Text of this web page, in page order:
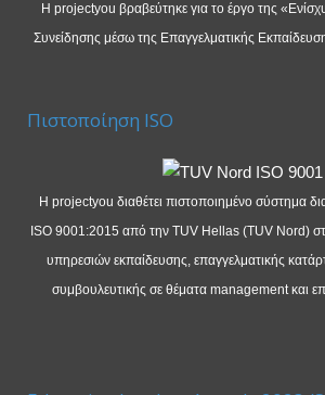
Η projectyou βραβεύτηκε για το έργο της
Συνείδησης μέσω της Επαγγελματικής
Πιστοποίηση ISO
Η projectyou διαθέτει πιστοποιημένο σύστημα
ISO 9001:2015 από την TUV Hellas (TUV Nord)
υπηρεσιών εκπαίδευσης, επαγγελματικής
συμβουλευτικής σε θέματα management και